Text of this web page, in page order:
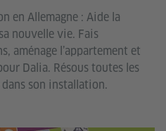
en Allemagne : Aide la
nouvelle vie. Fais
aménage l’appartement et
Dalia. Résous toutes les
son installation.